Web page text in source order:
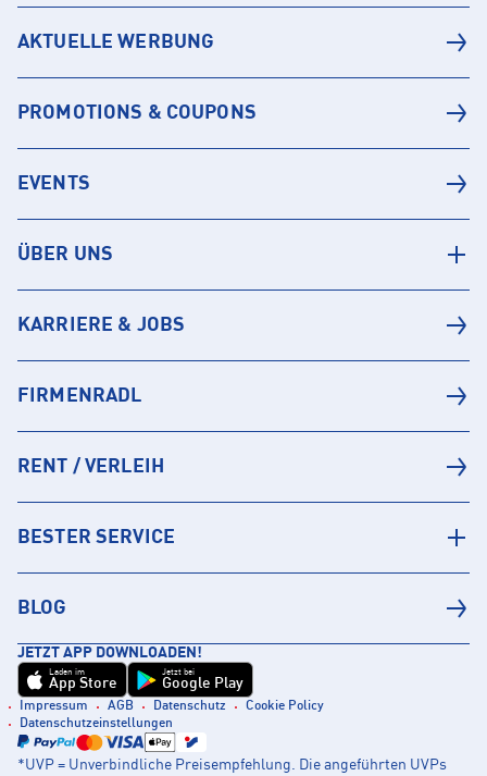
AKTUELLE WERBUNG
PROMOTIONS & COUPONS
EVENTS
ÜBER UNS
KARRIERE & JOBS
FIRMENRADL
RENT / VERLEIH
BESTER SERVICE
BLOG
JETZT APP DOWNLOADEN!
Laden im
App Store
Jetzt bei
Google Play
Impressum AGB Datenschutz
Cookie Policy
Datenschutzeinstellungen
*UVP = Unverbindliche Preisempfehlung. Die angeführten UVPs